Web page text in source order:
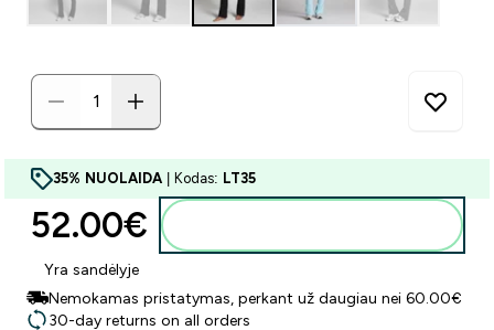
35% NUOLAIDA | Kodas: LT35
52.00€‎
Yra sandėlyje
Nemokamas pristatymas, perkant už daugiau nei 60.00€
30-day returns on all orders